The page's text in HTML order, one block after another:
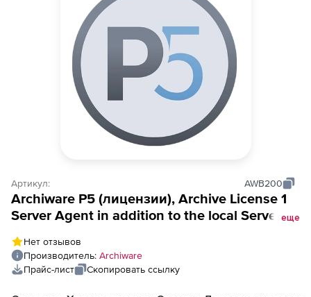
Артикул: AWB200
Archiware P5 (лицензии), Archive License 1
Server Agent in addition to the local Server 1
Removable Drive
еще
Нет отзывов
Производитель: Archiware
Прайс-лист
Скопировать ссылку